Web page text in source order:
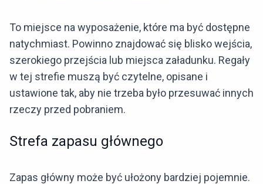
To miejsce na wyposażenie, które ma być dostępne
natychmiast. Powinno znajdować się blisko wejścia,
szerokiego przejścia lub miejsca załadunku. Regały
w tej strefie muszą być czytelne, opisane i
ustawione tak, aby nie trzeba było przesuwać innych
rzeczy przed pobraniem.
Strefa zapasu głównego
Zapas główny może być ułożony bardziej pojemnie.